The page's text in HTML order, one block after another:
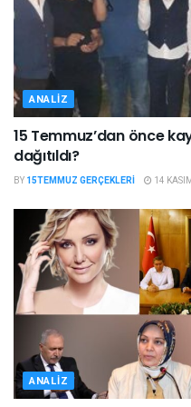
ANALIZ
15 Temmuz’dan önce
dağıtıldı?
BY 15TEMMUZ GERÇEKLERI 14
ANALIZ